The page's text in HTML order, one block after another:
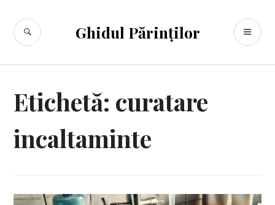
conținut
Ghidul Părinților
CĂUTARE
Etichetă: curatare
incaltaminte